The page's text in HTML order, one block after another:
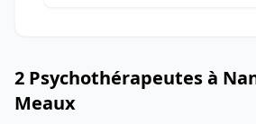
2 Psychothérapeutes à
Meaux